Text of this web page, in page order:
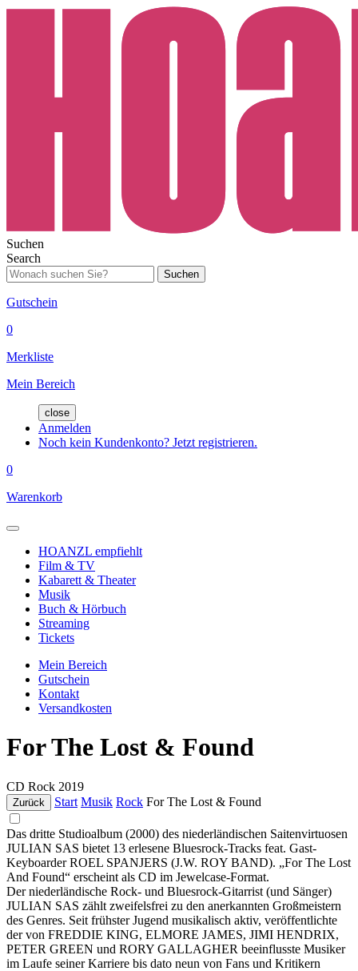
Suchen
Search
Suchen
Gutschein
0
Merkliste
Mein Bereich
close
Anmelden
Noch kein Kundenkonto? Jetzt registrieren.
0
Warenkorb
HOANZL empfiehlt
Film & TV
Kabarett & Theater
Musik
Buch & Hörbuch
Streaming
Tickets
Mein Bereich
Gutschein
Kontakt
Versandkosten
For The Lost & Found
CD Rock 2019
Zurück Start Musik Rock For The Lost & Found
Das dritte Studioalbum (2000) des niederländischen Saitenvirtuosen
JULIAN SAS bietet 13 erlesene Bluesrock-Tracks feat. Gast-
Keyboarder ROEL SPANJERS (J.W. ROY BAND). „For The Lost
And Found“ erscheint als CD im Jewelcase-Format.
Der niederländische Rock- und Bluesrock-Gitarrist (und Sänger)
JULIAN SAS zählt zweifelsfrei zu den anerkannten Großmeistern
des Genres. Seit frühster Jugend musikalisch aktiv, veröffentlichte
der von FREDDIE KING, ELMORE JAMES, JIMI HENDRIX,
PETER GREEN und RORY GALLAGHER beeinflusste Musiker
im Laufe seiner Karriere bis dato neun von Fans und Kritikern